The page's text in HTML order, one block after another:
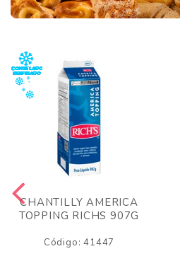
CHANTILLY AMERICA
TOPPING RICHS 907G
Código: 41447